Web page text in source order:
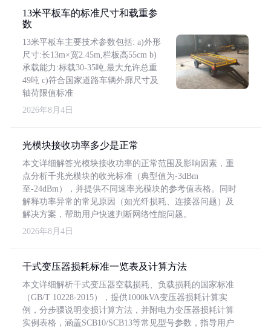
13米平板车的标准尺寸和载重参
数
13米平板车主要技术参数包括: a)外形
尺寸:长13m×宽2.45m,栏板高55cm b)
承载能力:标载30-35吨,最大允许总重
49吨 c)符合国家道路车辆外廓尺寸及
轴荷限值标准
2026年8月4日
光模块接收功率多少是正常
本文详细解答光模块接收功率的正常范围及影响因素，重
点分析千兆光模块的收光标准（典型值为-3dBm
至-24dBm），并提供不同速率光模块的参考值表格。同时
解释功率异常的常见原因（如光纤损耗、连接器问题）及
解决方案，帮助用户快速判断网络性能问题。
2026年8月4日
干式变压器损耗标准一览表及计算方法
本文详细解析干式变压器空载损耗、负载损耗的国家标准
（GB/T 10228-2015），提供1000kVA变压器损耗计算实
例，分步骤说明变损计算方法，并附电力变压器损耗计算
实例表格，涵盖SCB10/SCB13等常见型号参数，指导用户